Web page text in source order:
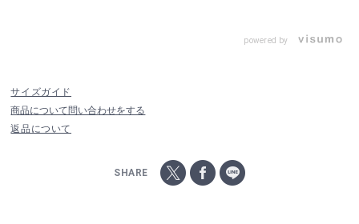
powered by
サイズガイド
商品について問い合わせをする
返品について
SHARE